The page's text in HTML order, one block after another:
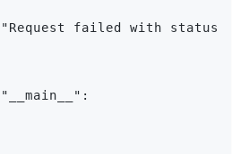
failed with status